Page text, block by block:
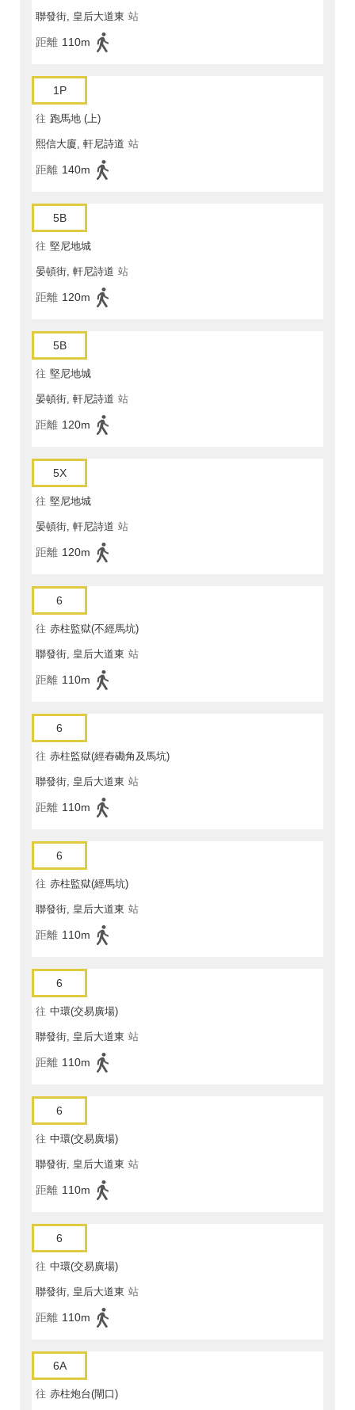
聯發街, 皇后大道東 站
距離 110m
1P
往 跑馬地 (上)
熙信大廈, 軒尼詩道 站
距離 140m
5B
往 堅尼地城
晏頓街, 軒尼詩道 站
距離 120m
5B
往 堅尼地城
晏頓街, 軒尼詩道 站
距離 120m
5X
往 堅尼地城
晏頓街, 軒尼詩道 站
距離 120m
6
往 赤柱監獄(不經馬坑)
聯發街, 皇后大道東 站
距離 110m
6
往 赤柱監獄(經舂磡角及馬坑)
聯發街, 皇后大道東 站
距離 110m
6
往 赤柱監獄(經馬坑)
聯發街, 皇后大道東 站
距離 110m
6
往 中環(交易廣場)
聯發街, 皇后大道東 站
距離 110m
6
往 中環(交易廣場)
聯發街, 皇后大道東 站
距離 110m
6
往 中環(交易廣場)
聯發街, 皇后大道東 站
距離 110m
6A
往 赤柱炮台(閘口)